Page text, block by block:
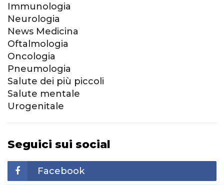
Immunologia
Neurologia
News Medicina
Oftalmologia
Oncologia
Pneumologia
Salute dei più piccoli
Salute mentale
Urogenitale
Seguici sui social
Facebook